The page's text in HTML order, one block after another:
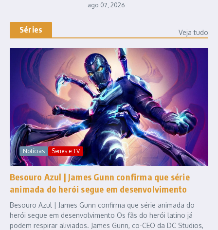
ago 07, 2026
Séries Veja tudo
Notícias Series e TV
Besouro Azul | James Gunn confirma que série
animada do herói segue em desenvolvimento
Besouro Azul | James Gunn confirma que série animada do
herói segue em desenvolvimento Os fãs do herói latino já
podem respirar aliviados. James Gunn, co-CEO da DC Studios,